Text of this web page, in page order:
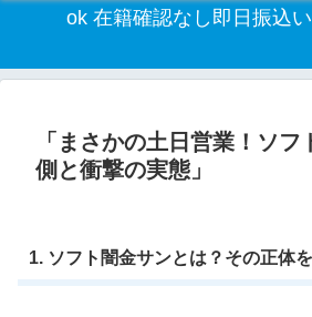
ok 在籍確認なし即日振込い
「まさかの土日営業！ソ
側と衝撃の実態」
1. ソフト闇金サンとは？その正体